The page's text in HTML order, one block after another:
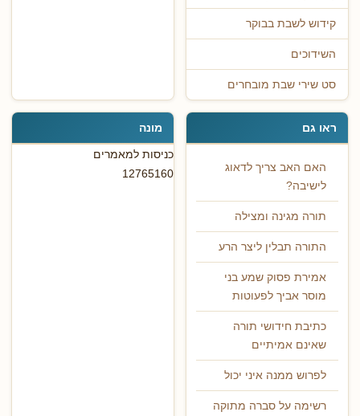
קידוש לשבת בבוקר
השידוכים
סט שירי שבת מובחרים
ראו גם
האם האב צריך לדאוג
לישיבה?
תורה מגינה ומצילה
התורה תבלין ליצר הרע
אמירת פסוק שמע בני
מוסר אביך לפעוטות
כתיבת חידושי תורה
שאינם אמיתיים
לפרוש ממנה איני יכול
רשימה על סברה מתוקה
מונה
כניסות למאמרים
12765160